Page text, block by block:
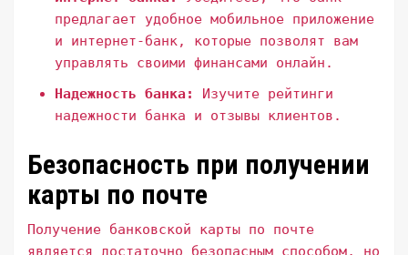
предлагает удобное мобильное приложение
и интернет-банк, которые позволят вам
управлять своими финансами онлайн.
Надежность банка:
Изучите рейтинги
надежности банка и отзывы клиентов.
Безопасность при получении
карты по почте
Получение банковской карты по почте
является достаточно безопасным способом, но